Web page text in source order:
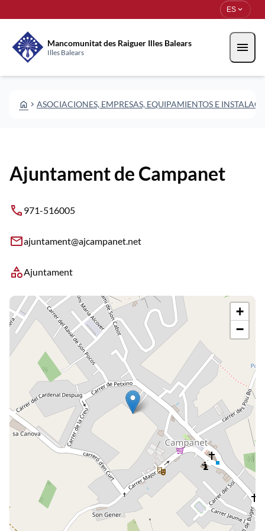
ES expand_more
Mancomunitat des Raiguer Illes Balears
Illes Balears menu
HOME CHEVRON_RIGHT ASOCIACIONES, EMPRESAS, EQUIPAMIENTOS E
Ajuntament de Campanet
phone 971-516005
emailajuntament@ajcampanet.net
categoryAjuntament
+
−